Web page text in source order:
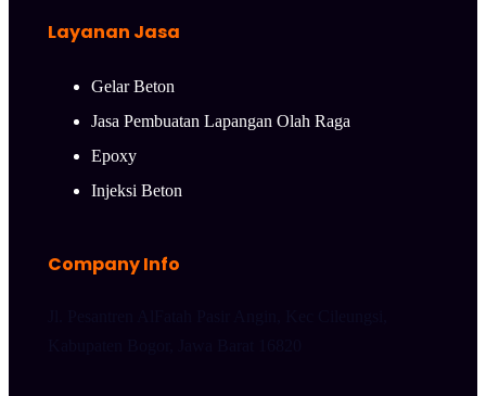
Layanan Jasa
Gelar Beton
Jasa Pembuatan Lapangan Olah Raga
Epoxy
Injeksi Beton
Company Info